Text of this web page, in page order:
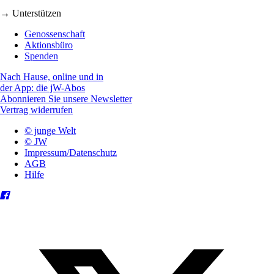
→ Unterstützen
Genossenschaft
Aktionsbüro
Spenden
Nach Hause, online und in
der App: die jW-Abos
Abonnieren Sie unsere Newsletter
Vertrag widerrufen
© junge Welt
© JW
Impressum/Datenschutz
AGB
Hilfe